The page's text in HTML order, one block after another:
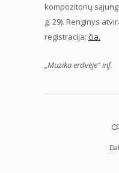
kompozitorių
g. 29). Renginys
registracija: čia.
„Muzika erdvėje“ inf.